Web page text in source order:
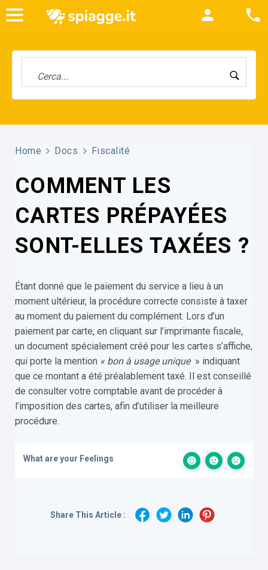
Home Docs Fiscalité
COMMENT LES
CARTES PRÉPAYÉES
SONT-ELLES TAXÉES ?
Étant donné que le paiement du service a lieu à un
moment ultérieur, la procédure correcte consiste à taxer
au moment du paiement du complément. Lors d’un
paiement par carte, en cliquant sur l’imprimante fiscale,
un document spécialement créé pour les cartes s’affiche,
qui porte la mention « bon à usage unique » indiquant
que ce montant a été préalablement taxé. Il est conseillé
de consulter votre comptable avant de procéder à
l’imposition des cartes, afin d’utiliser la meilleure
procédure.
What are your Feelings
Share This Article :